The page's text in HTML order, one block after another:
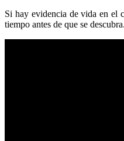
Si hay evidencia de vida en el
tiempo antes de que se descubra.